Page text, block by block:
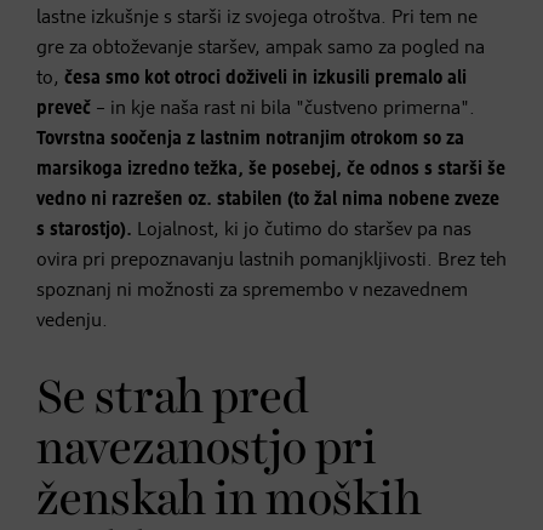
lastne izkušnje s starši iz svojega otroštva. Pri tem ne
gre za obtoževanje staršev, ampak samo za pogled na
to, česa smo kot otroci doživeli in izkusili premalo ali
preveč – in kje naša rast ni bila "čustveno primerna".
Tovrstna soočenja z lastnim notranjim otrokom so za
marsikoga izredno težka, še posebej, če odnos s starši še
vedno ni razrešen oz. stabilen (to žal nima nobene zveze
s starostjo). Lojalnost, ki jo čutimo do staršev pa nas
ovira pri prepoznavanju lastnih pomanjkljivosti. Brez teh
spoznanj ni možnosti za spremembo v nezavednem
vedenju.
Se strah pred
navezanostjo pri
ženskah in moških